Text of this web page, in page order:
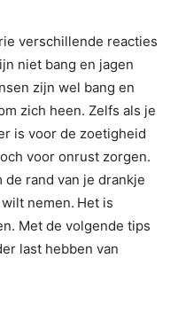
verschillende reacties
niet bang en jagen
zijn wel bang en
zich heen. Zelfs als je
is voor de zoetigheid
voor onrust zorgen.
rand van je drankje
nemen. Het is
Met de volgende tips
last hebben van